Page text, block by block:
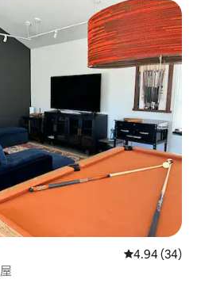
從 34 則評價
4.94 (34)